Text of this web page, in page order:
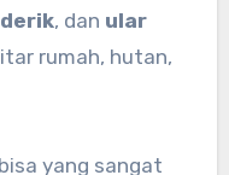
, dan ular
rumah, hutan,
yang sangat